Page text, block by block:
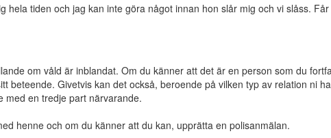
hela tiden och jag kan inte göra något innan hon slår mig och vi slåss.
om våld är inblandat. Om du känner att det är en person som du
beteende. Givetvis kan det också, beroende på vilken typ av relation ni
med en tredje part närvarande.
henne och om du känner att du kan, upprätta en polisanmälan.